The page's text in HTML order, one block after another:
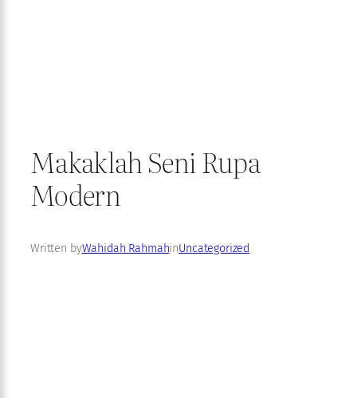
Makaklah Seni Rupa
Modern
Written byWahidah RahmahinUncategorized